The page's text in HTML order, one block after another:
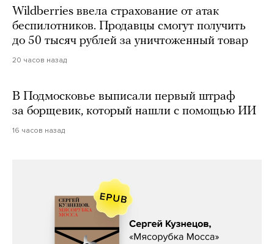
Wildberries ввела страхование от атак
беспилотников. Продавцы смогут получить
до 50 тысяч рублей за уничтоженный товар
20 часов назад
В Подмосковье выписали первый штраф
за борщевик, который нашли с помощью ИИ
16 часов назад